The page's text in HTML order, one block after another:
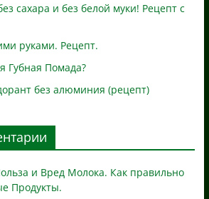
сахара и без белой муки! Рецепт с
руками. Рецепт.
Губная Помада?
без алюминия (рецепт)
и Вред Молока. Как правильно
Продукты.